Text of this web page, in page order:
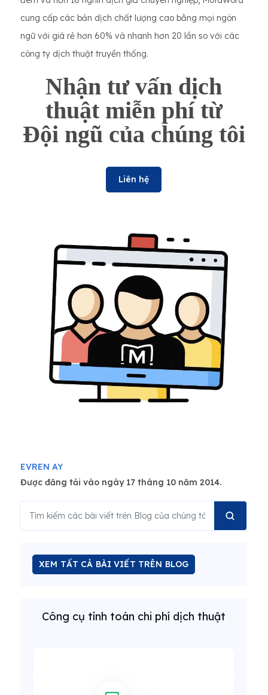
cung cấp các bản dịch chất lượng cao bằng mọi ngôn
ngữ với giá rẻ hơn 60% và nhanh hơn 20 lần so với các
công ty dịch thuật truyền thống.
Nhận tư vấn dịch
thuật miễn phí từ
Đội ngũ của chúng tôi
Liên hệ
EVREN AY
Được đăng tải vào ngày 17 tháng 10 năm 2014.
XEM TẤT CẢ BÀI VIẾT TRÊN BLOG
Công cụ tính toán chi phí dịch thuật